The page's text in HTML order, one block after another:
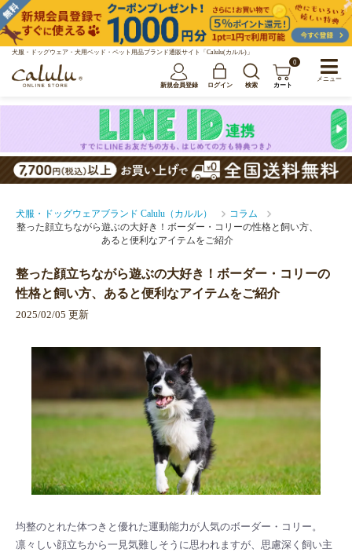
犬服・ドッグウェア・犬用ベッド・ペット用品ブランド通販サイト「Calulu(カルル)」
新規会員登録 ログイン 検索
0
カート
犬服・ドッグウェアブランド Calulu（カルル）
コラム
整った顔立ちながら遊ぶの大好き！ボーダー・コリーの性格と飼い方、
あると便利なアイテムをご紹介
整った顔立ちながら遊ぶの大好き！ボーダー・コリーの
性格と飼い方、あると便利なアイテムをご紹介
2025/02/05 更新
均整のとれた体つきと優れた運動能力が人気のボーダー・コリー。
凛々しい顔立ちから一見気難しそうに思われますが、思慮深く飼い主
メニュー